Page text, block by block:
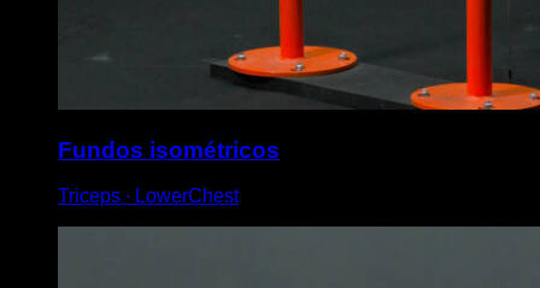
Fundos isométricos
Triceps ∙ LowerChest